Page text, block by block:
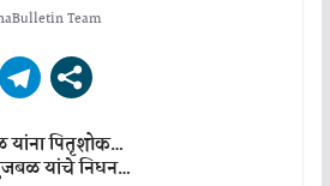
Team
पितृशोक…
यांचे निधन…